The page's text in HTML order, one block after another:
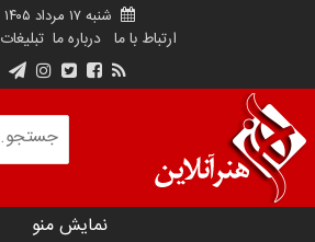
شنبه ۱۷ مرداد ۱۴۰۵
ارتباط با ما درباره ما تبلیغات
نمایش منو